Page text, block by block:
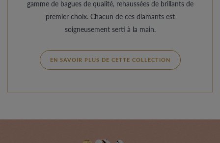
gamme de bagues de qualité, rehaussées de brillants de
premier choix. Chacun de ces diamants est
soigneusement serti à la main.
EN SAVOIR PLUS DE CETTE COLLECTION